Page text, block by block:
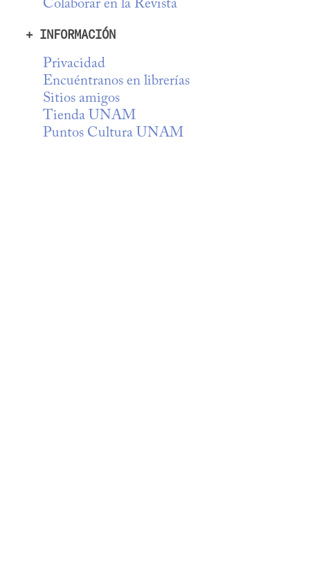
Colaborar en la Revista
+ INFORMACIÓN
Privacidad
Encuéntranos en librerías
Sitios amigos
Tienda UNAM
Puntos Cultura UNAM